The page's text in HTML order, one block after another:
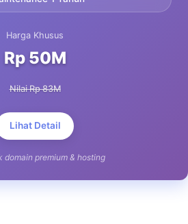
Harga Khusus
Rp 50M
Nilai Rp 83M
Lihat Detail
domain premium & hosting